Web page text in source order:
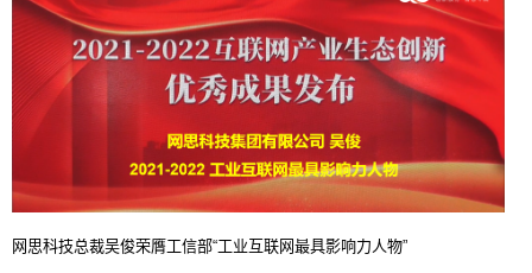
网思科技总裁吴俊荣膺工信部“工业互联网最具影响力人物”